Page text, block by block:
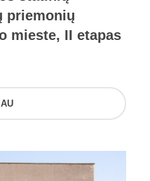
priemonių
mieste, II etapas